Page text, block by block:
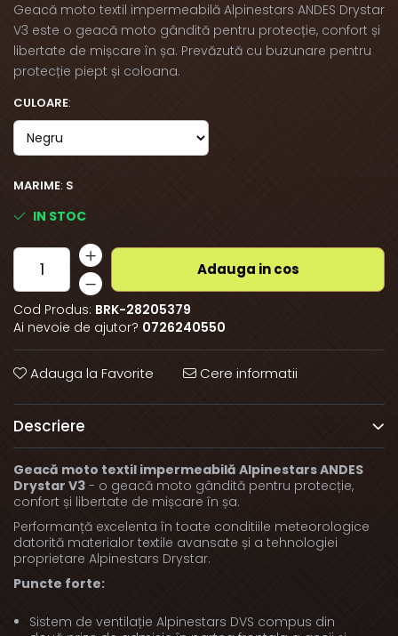
Geacă moto textil impermeabilă Alpinestars ANDES Drystar
V3 este o geacă moto gândită pentru protecție, confort și
libertate de mișcare în șa. Prevăzută cu buzunare pentru
protecție piept și coloana.
CULOARE:
MARIME: S
IN STOC
Adauga in cos
Cod Produs: BRK-28205379
Ai nevoie de ajutor? 0726240550
Adauga la Favorite Cere informatii
Descriere
Geacă moto textil impermeabilă Alpinestars ANDES
Drystar V3 - o geacă moto gândită pentru protecție,
confort și libertate de mișcare în șa.
Performanță excelenta în toate conditiile meteorologice
datorită materialor textile avansate și a tehnologiei
proprietare Alpinestars Drystar.
Puncte forte:
Sistem de ventilație Alpinestars DVS compus din